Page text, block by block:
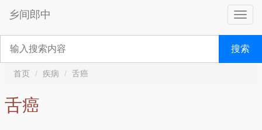
乡间郎中
搜索
首页 疾病 舌癌
舌癌